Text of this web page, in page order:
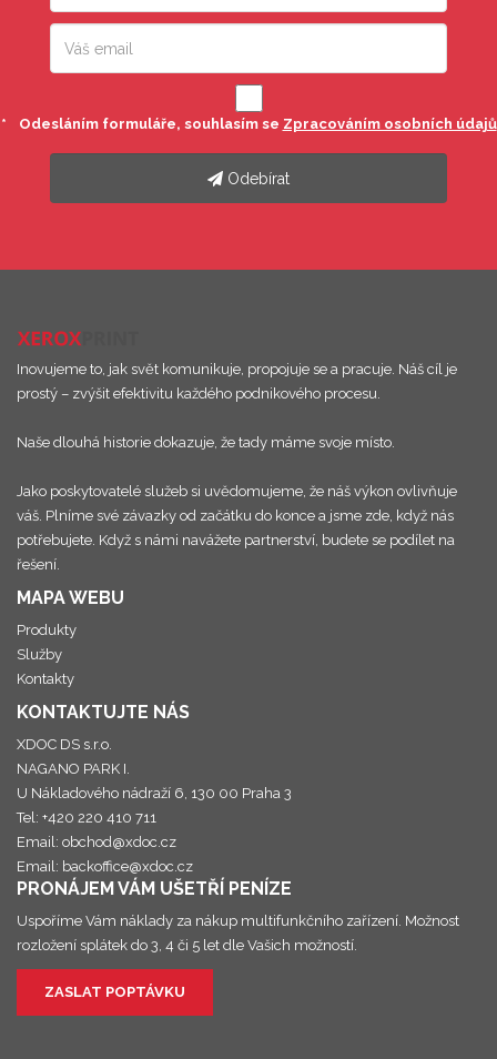
* Odesláním formuláře, souhlasím se Zpracováním osobních údajů
Odebírat
Inovujeme to, jak svět komunikuje, propojuje se a pracuje. Náš cíl je
prostý – zvýšit efektivitu každého podnikového procesu.
Naše dlouhá historie dokazuje, že tady máme svoje místo.
Jako poskytovatelé služeb si uvědomujeme, že náš výkon ovlivňuje
váš. Plníme své závazky od začátku do konce a jsme zde, když nás
potřebujete. Když s námi navážete partnerství, budete se podílet na
řešení.
MAPA WEBU
Produkty
Služby
Kontakty
KONTAKTUJTE NÁS
XDOC DS s.r.o.
NAGANO PARK I.
U Nákladového nádraží 6, 130 00 Praha 3
Tel: +420 220 410 711
Email: obchod@xdoc.cz
Email: backoffice@xdoc.cz
PRONÁJEM VÁM UŠETŘÍ PENÍZE
Uspoříme Vám náklady za nákup multifunkčního zařízení. Možnost
rozložení splátek do 3, 4 či 5 let dle Vašich možností.
ZASLAT POPTÁVKU